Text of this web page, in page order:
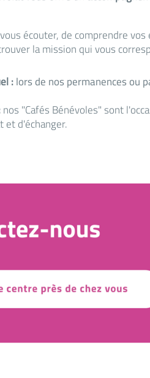
écouter, de comprendre vos
la mission qui vous
:lors de nos permanences ou
nos "Cafés Bénévoles" sont
et d'échanger.